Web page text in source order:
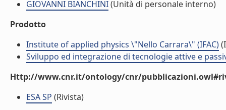
GIOVANNI BIANCHINI(Unità di personale interno)
Prodotto
Institute of applied physics \"Nello Carrara\" (IFAC)
Sviluppo ed integrazione di tecnologie attive e
Http://www.cnr.it/ontology/cnr/
ESA SP (Rivista)